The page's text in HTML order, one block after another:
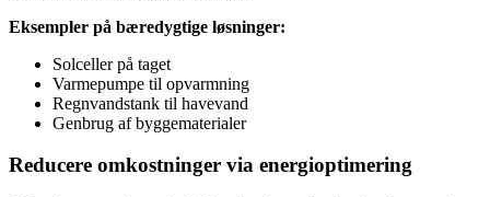
Eksempler på bæredygtige løsninger:
Solceller på taget
Varmepumpe til opvarmning
Regnvandstank til havevand
Genbrug af byggematerialer
Reducere omkostninger via energioptimering